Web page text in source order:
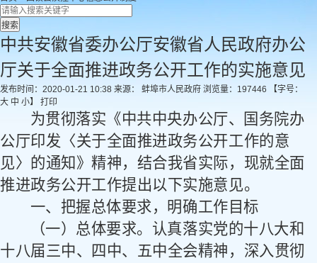
中共安徽省委办公厅安徽省人民政府办公
厅关于全面推进政务公开工作的实施意见
发布时间：2020-01-21 10:38 来源： 蚌埠市人民政府 浏览量： 197446
【字号：
大 中 小】 打印
为贯彻落实《中共中央办公厅、国务院办
公厅印发〈关于全面推进政务公开工作的意
见〉的通知》精神，结合我省实际，现就全面
推进政务公开工作提出以下实施意见。
一、把握总体要求，明确工作目标
（一）总体要求。 认真落实党的十八大和
十八届三中、四中、五中全会精神，深入贯彻